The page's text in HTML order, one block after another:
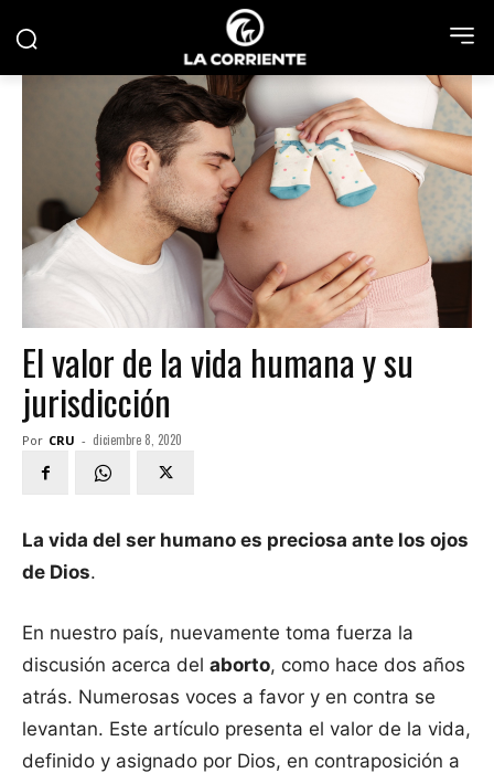
El valor de la vida humana y su
jurisdicción
Por CRU - diciembre 8, 2020
La vida del ser humano es preciosa ante los ojos
de Dios.
En nuestro país, nuevamente toma fuerza la
discusión acerca del aborto, como hace dos años
atrás. Numerosas voces a favor y en contra se
levantan. Este artículo presenta el valor de la vida,
definido y asignado por Dios, en contraposición a